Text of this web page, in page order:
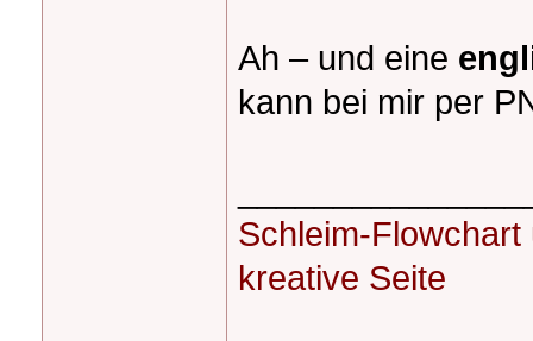
Ah – und eine
kann bei mir per
Schleim-
kreative Seite